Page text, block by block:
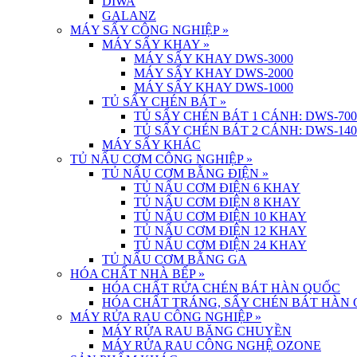
GALANZ
MÁY SẤY CÔNG NGHIỆP »
MÁY SẤY KHAY »
MÁY SẤY KHAY DWS-3000
MÁY SẤY KHAY DWS-2000
MÁY SẤY KHAY DWS-1000
TỦ SẤY CHÉN BÁT »
TỦ SẤY CHÉN BÁT 1 CÁNH: DWS-700
TỦ SẤY CHÉN BÁT 2 CÁNH: DWS-
MÁY SẤY KHÁC
TỦ NẤU CƠM CÔNG NGHIỆP »
TỦ NẤU CƠM BẰNG ĐIỆN »
TỦ NẤU CƠM ĐIỆN 6 KHAY
TỦ NẤU CƠM ĐIỆN 8 KHAY
TỦ NẤU CƠM ĐIỆN 10 KHAY
TỦ NẤU CƠM ĐIỆN 12 KHAY
TỦ NẤU CƠM ĐIỆN 24 KHAY
TỦ NẤU CƠM BẰNG GA
HÓA CHẤT NHÀ BẾP »
HÓA CHẤT RỬA CHÉN BÁT HÀN QUỐC
HÓA CHẤT TRÁNG, SẤY CHÉN BÁT HÀN
MÁY RỬA RAU CÔNG NGHIỆP »
MÁY RỬA RAU BĂNG CHUYỀN
MÁY RỬA RAU CÔNG NGHỆ OZONE